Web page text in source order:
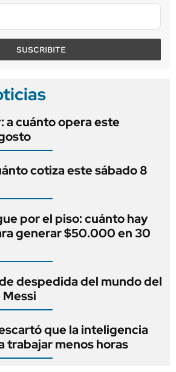
SUSCRIBITE
a cuánto opera este
cotiza este sábado 8
por el piso: cuánto hay
generar $50.000 en 30
despedida del mundo del
que la inteligencia
trabajar menos horas